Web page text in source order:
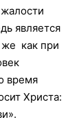
является
как при
время
Христа: